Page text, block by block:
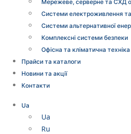
Мережеве, серверне та СХД
Системи електроживлення та
Системи альтернативної
Комплексні системи безпеки
Офісна та кліматична техніка
Прайси та каталоги
Новини та акції
Контакти
Ua
Ua
Ru